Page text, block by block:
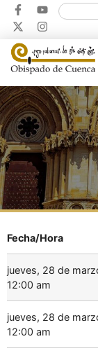
Fecha/Hora
jueves, 28 de
12:00 am
jueves, 28 de
12:00 am